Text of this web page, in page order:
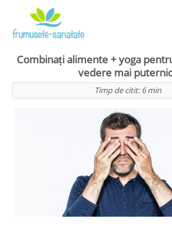
Combinați alimente + yoga
vedere mai
Timp de citit:6 min